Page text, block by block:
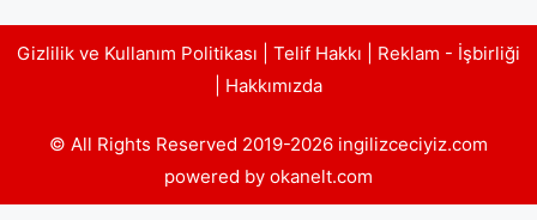
Gizlilik ve Kullanım Politikası Telif Hakkı
Reklam - İşbirliği
Hakkımızda
© All Rights Reserved 2019-2026 ingilizceciyiz.com
powered by okanelt.com